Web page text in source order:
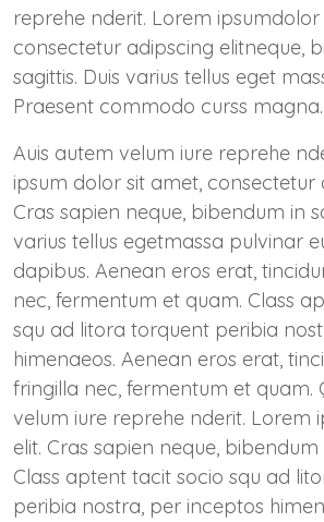
reprehe nderit. Lorem ipsumdolor
consectetur adipscing elitneque,
sagittis. Duis varius tellus eget
Praesent commodo curss magna.
Auis autem velum iure reprehe
ipsum dolor sit amet, consectetur
Cras sapien neque, bibendum in
varius tellus egetmassa pulvinar
dapibus. Aenean eros erat,
nec, fermentum et quam. Class
squ ad litora torquent peribia
himenaeos. Aenean eros erat,
fringilla nec, fermentum et quam.
velum iure reprehe nderit. Lorem
elit. Cras sapien neque, bibendum
Class aptent tacit socio squ ad
peribia nostra, per inceptos